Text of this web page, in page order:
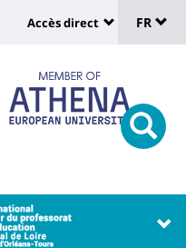
Site
:
Shortcut
links
Accès direct
de
FR